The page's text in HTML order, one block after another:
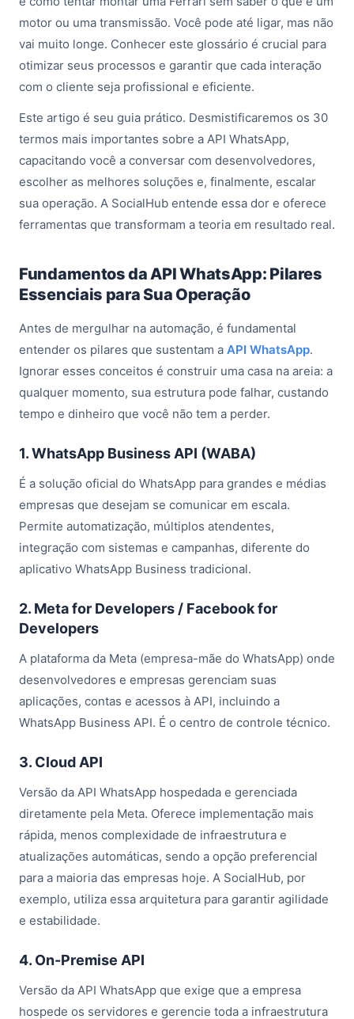
motor ou uma transmissão. Você pode até ligar, mas não
vai muito longe. Conhecer este glossário é crucial para
otimizar seus processos e garantir que cada interação
com o cliente seja profissional e eficiente.
Este artigo é seu guia prático. Desmistificaremos os 30
termos mais importantes sobre a API WhatsApp,
capacitando você a conversar com desenvolvedores,
escolher as melhores soluções e, finalmente, escalar
sua operação. A SocialHub entende essa dor e oferece
ferramentas que transformam a teoria em resultado real.
Fundamentos da API WhatsApp: Pilares
Essenciais para Sua Operação
Antes de mergulhar na automação, é fundamental
entender os pilares que sustentam a API WhatsApp.
Ignorar esses conceitos é construir uma casa na areia: a
qualquer momento, sua estrutura pode falhar, custando
tempo e dinheiro que você não tem a perder.
1. WhatsApp Business API (WABA)
É a solução oficial do WhatsApp para grandes e médias
empresas que desejam se comunicar em escala.
Permite automatização, múltiplos atendentes,
integração com sistemas e campanhas, diferente do
aplicativo WhatsApp Business tradicional.
2. Meta for Developers / Facebook for
Developers
A plataforma da Meta (empresa-mãe do WhatsApp) onde
desenvolvedores e empresas gerenciam suas
aplicações, contas e acessos à API, incluindo a
WhatsApp Business API. É o centro de controle técnico.
3. Cloud API
Versão da API WhatsApp hospedada e gerenciada
diretamente pela Meta. Oferece implementação mais
rápida, menos complexidade de infraestrutura e
atualizações automáticas, sendo a opção preferencial
para a maioria das empresas hoje. A SocialHub, por
exemplo, utiliza essa arquitetura para garantir agilidade
e estabilidade.
4. On-Premise API
Versão da API WhatsApp que exige que a empresa
hospede os servidores e gerencie toda a infraestrutura